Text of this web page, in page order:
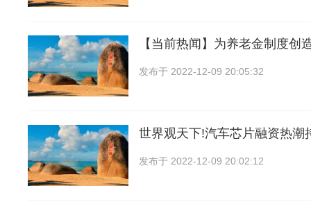
【当前热闻】为养老金制度创
发布于 2022-12-09 20:05:32
世界观天下!汽车芯片融资热潮
发布于 2022-12-09 20:02:12